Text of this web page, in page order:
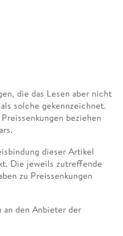
die das Lesen aber nicht
solche gekennzeichnet.
beziehen
dieser Artikel
Die jeweils zutreffende
zu Preissenkungen
den Anbieter der